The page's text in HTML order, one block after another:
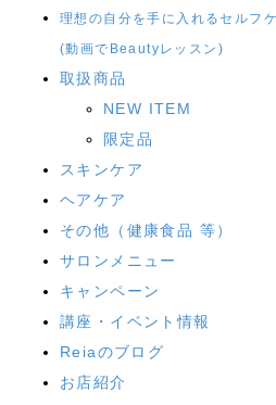
理想の自分を手に入れるセルフ
(動画でBeautyレッスン)
取扱商品
NEW ITEM
限定品
スキンケア
ヘアケア
その他（健康食品 等）
サロンメニュー
キャンペーン
講座・イベント情報
Reiaのブログ
お店紹介